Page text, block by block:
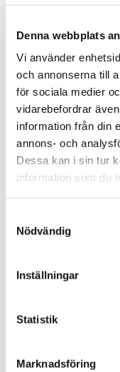
Denna webbplats
Vi använder
och annonserna till
för sociala medier
vidarebefordrar
information från din
annons- och
Dessa kan i sin tur
information som du
Nödvändig
Inställningar
Statistik
Marknadsföring
eller äldre
6.
ska:
a) Värma ditt hus
en lägre
tvärtom. En
det är många
beskaffenhet,